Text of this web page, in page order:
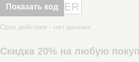
Показать код ER
Срок действия - нет данных.
Скидка 20% на любую